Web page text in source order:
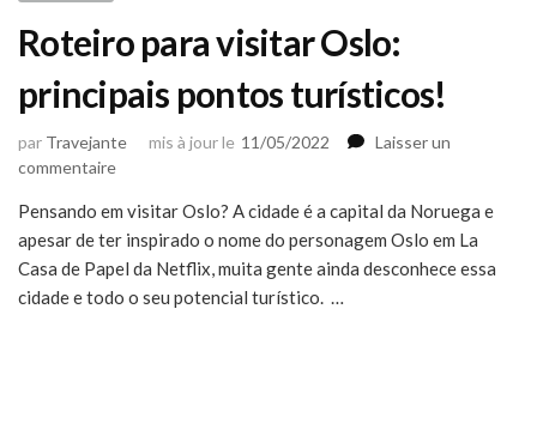
Roteiro para visitar Oslo:
principais pontos turísticos!
par Travejante mis à jour le 11/05/2022
Laisser un
commentairesur
para
visitar
Oslo:
principais
Pensando em visitar Oslo? A cidade é a capital da Noruega e
apesar de ter inspirado o nome do personagem Oslo em La
Casa de Papel da Netflix, muita gente ainda desconhece essa
cidade e todo o seu potencial turístico. …